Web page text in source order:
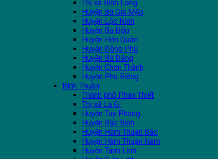
Thị xã Bình Long
Huyện Bù Gia Mập
Huyện Lộc Ninh
Huyện Bù Đốp
Huyện Hớn Quản
Huyện Đồng Phú
Huyện Bù Đăng
Huyện Chơn Thành
Huyện Phú Riềng
Bình Thuận
Thành phố Phan Thiết
Thị xã La Gi
Huyện Tuy Phong
Huyện Bắc Bình
Huyện Hàm Thuận Bắc
Huyện Hàm Thuận Nam
Huyện Tánh Linh